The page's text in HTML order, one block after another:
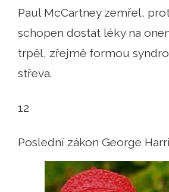
Paul McCartney zemřel,
schopen dostat léky na
trpěl, zřejmě formou
střeva.
12
Poslední zákon George